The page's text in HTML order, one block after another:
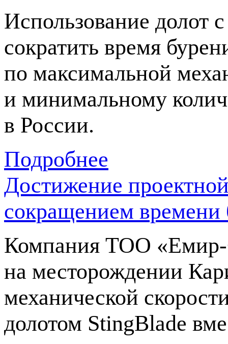
Использование долот
сократить время
по максимальной
и минимальному
в России.
Подробнее
Достижение
сокращением времени
Компания ТОО
на месторождении
механической
долотом StingBlade